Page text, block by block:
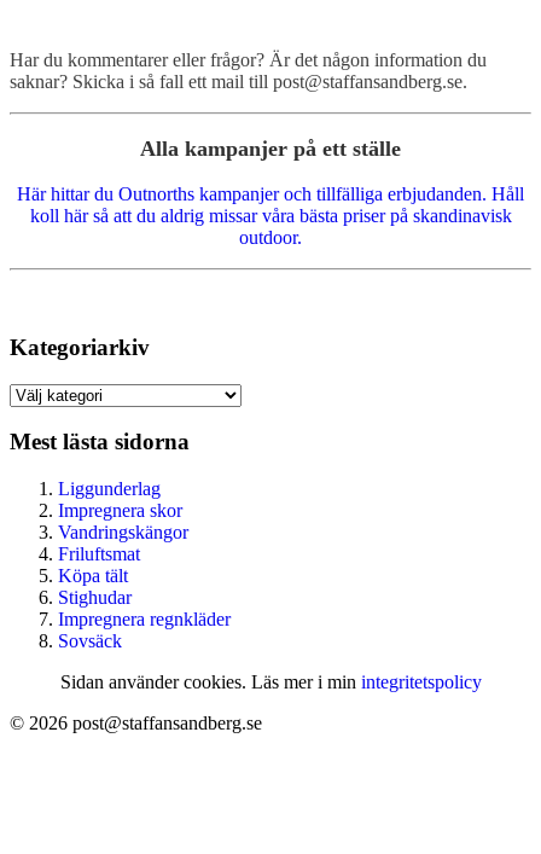
Har du kommentarer eller frågor? Är det någon information du
saknar? Skicka i så fall ett mail till post@staffansandberg.se.
Alla kampanjer på ett ställe
Här hittar du Outnorths kampanjer och tillfälliga erbjudanden. Håll
koll här så att du aldrig missar våra bästa priser på skandinavisk
outdoor.
Kategoriarkiv
Kategoriarkiv
Mest lästa sidorna
Liggunderlag
Impregnera skor
Vandringskängor
Friluftsmat
Köpa tält
Stighudar
Impregnera regnkläder
Sovsäck
Sidan använder cookies. Läs mer i min integritetspolicy
© 2026 post@staffansandberg.se